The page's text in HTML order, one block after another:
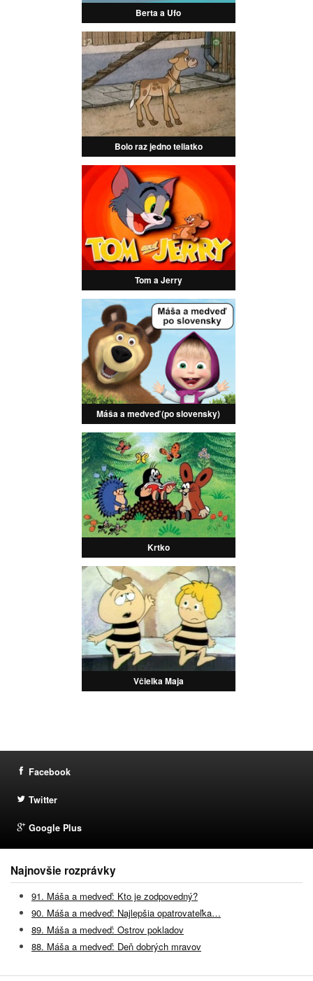
Berta a Ufo
Bolo raz jedno teliatko
Tom a Jerry
Máša a medveď (po slovensky)
Krtko
Včielka Maja
Facebook
Twitter
Google Plus
Najnovšie rozprávky
91. Máša a medveď: Kto je zodpovedný?
90. Máša a medveď: Najlepšia opatrovateľka…
89. Máša a medveď: Ostrov pokladov
88. Máša a medveď: Deň dobrých mravov